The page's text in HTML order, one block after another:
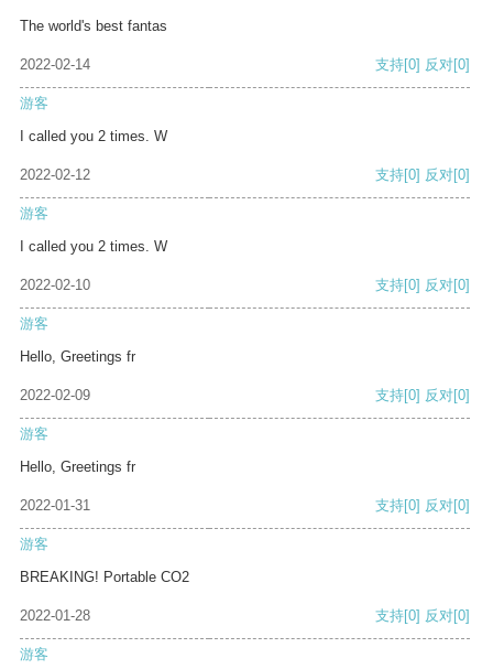
The world's best fantas
2022-02-14 支持[0] 反对[0]
游客
I called you 2 times. W
2022-02-12 支持[0] 反对[0]
游客
I called you 2 times. W
2022-02-10 支持[0] 反对[0]
游客
Hello, Greetings fr
2022-02-09 支持[0] 反对[0]
游客
Hello, Greetings fr
2022-01-31 支持[0] 反对[0]
游客
BREAKING! Portable CO2
2022-01-28 支持[0] 反对[0]
游客